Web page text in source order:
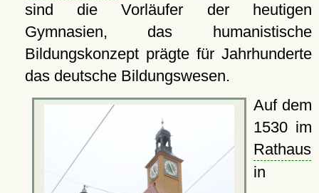
sind die Vorläufer der heutigen
Gymnasien, das humanistische
Bildungskonzept prägte für Jahrhunderte
das deutsche Bildungswesen.
Auf dem
1530 im
Rathaus
in